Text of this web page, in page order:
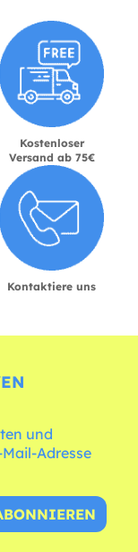
Kostenloser
Versand ab 75€
Kontaktiere uns
und
Adresse